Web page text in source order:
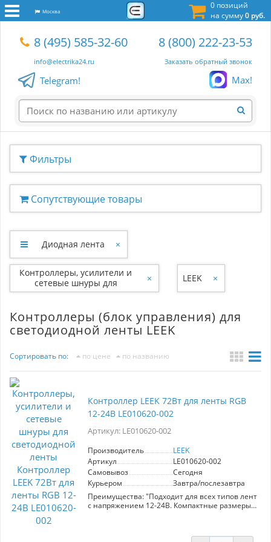
0 позиций
на сумму0 руб.
Москва
8 (495) 585-32-60
info@electrika24.ru
8 (800) 222-23-53
Заказать обратный звонок
Telegram! Max!
Фильтры
Сопутствующие товары
Диодная лента ×
Контроллеры, усилители и
сетевые шнуры для
светодиодной ленты
× LEEK ×
Контроллеры (блок управления) для
светодиодной ленты LEEK
Сортировать по: по цене по названию
Контроллер LEEK 72Вт для ленты RGB
12-24В LE010620-002
Артикул: LE010620-002
Производитель
LEEK
Артикул
LE010620-002
Самовывоз
Сегодня
Курьером
Завтра/послезавтра
Преимущества: "Подходит для всех типов лент
с напряжением 12-24В. Компактные размеры